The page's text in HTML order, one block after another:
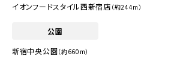
イオンフードスタイル西新宿店 （約244m）
公園
新宿中央公園（約660m）